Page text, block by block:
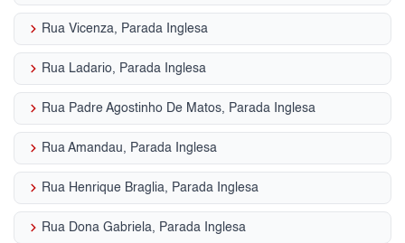
keyboard_arrow_right Rua Vicenza, Parada Inglesa
keyboard_arrow_right Rua Ladario, Parada Inglesa
keyboard_arrow_right Rua Padre Agostinho De Matos, Parada Inglesa
keyboard_arrow_right Rua Amandau, Parada Inglesa
keyboard_arrow_right Rua Henrique Braglia, Parada Inglesa
keyboard_arrow_right Rua Dona Gabriela, Parada Inglesa